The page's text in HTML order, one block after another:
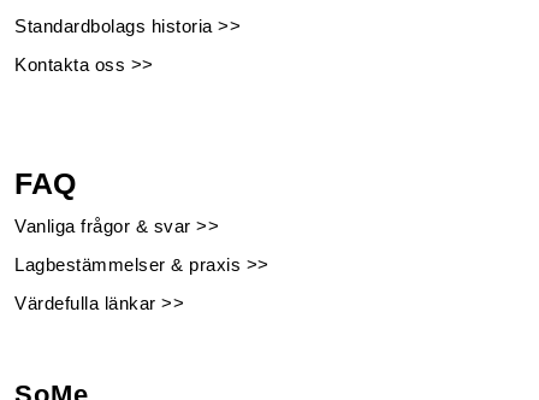
Standardbolags historia >>
Kontakta oss >>
FAQ
Vanliga frågor & svar >>
Lagbestämmelser & praxis >>
Värdefulla länkar >>